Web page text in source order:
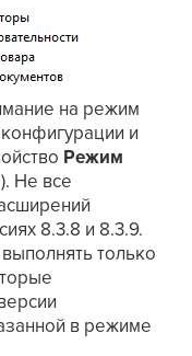
на режим
и
Режим
). Не все
8.3.8 и 8.3.9.
только
в режиме